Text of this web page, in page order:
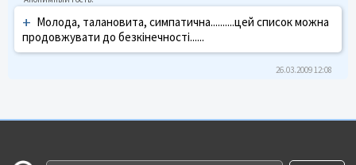
+ Молода, талановита, симпатична..........цей список можна
продовжувати до безкінечності......
26.03.2009 12:08